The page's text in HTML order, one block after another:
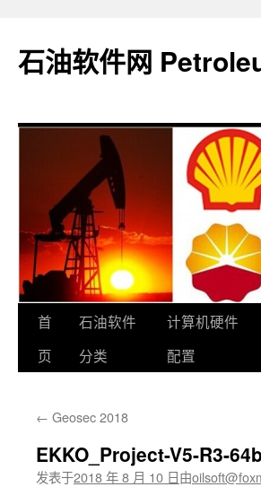
石油软件网
跳
文
首
页
石油软件
分类
计算机硬件
配置
← Geosec 2018
EKKO_Project-V5-R3-
发表于2018 年 8 月 10 日由